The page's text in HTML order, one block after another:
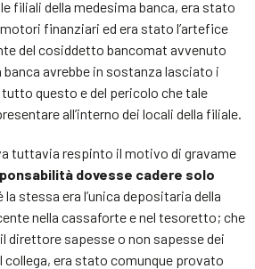
filiali della medesima banca, era stato
finanziari ed era stato l’artefice
del cosiddetto bancomat avvenuto
avrebbe in sostanza lasciato i
tutto questo e del pericolo che tale
all’interno dei locali della filiale.
tuttavia respinto il motivo di gravame
dovesse cadere solo
la stessa era l’unica depositaria della
nella cassaforte e nel tesoretto; che
direttore sapesse o non sapesse dei
collega, era stato comunque provato